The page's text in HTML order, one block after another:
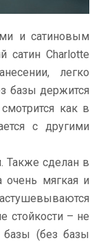
и сатиновым
сатин Charlotte
легко
базы держится
как в
с другими
Также сделан в
очень мягкая и
стойкости – не
базы (без базы